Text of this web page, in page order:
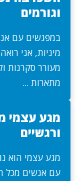
וגורמים
במפגשים עם
מיניות, אני
מעורר סקרנות
מתארות ...
מגע עצמי
ורגשיים
מגע עצמי הוא
עם אנשים מכל